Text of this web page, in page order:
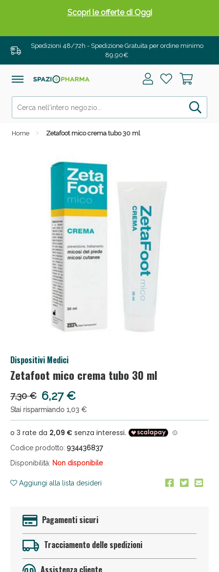
Spedizioni 48/72h - Spedizione Gratuita per ordine minimo
89,90€
Home Zetafoot mico crema tubo 30 ml
Dispositivi Medici
Zetafoot mico crema tubo 30 ml
7,30 € 6,27 €
Stai risparmiando 1,03 €
Codice prodotto: 934436837
Disponibilità: Non disponibile
Aggiungi alla lista desideri
Pagamenti sicuri
Tracciamento delle spedizioni
Scopri le offerte di Oggi
Drenanti e Pancia Piatta: Sconti fino al 55% validi
solo per OGGI!
Salini e Multivitaminici: oggi Sconto extra fino al
Anticellulite e Fanghi: Sconto fino al 40% valido
oggi!